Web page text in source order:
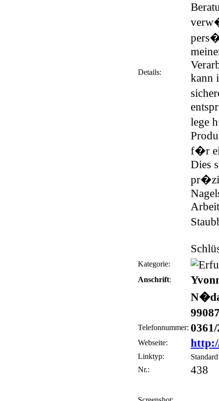
Details:
kann
lege
f�r
Dies
Kategorie:
Anschrift:
Telefonnummer:
Webseite:
Linktyp:
Nr.:
438